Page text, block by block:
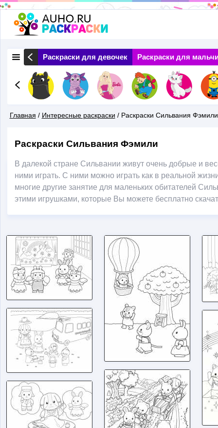
Перейти
к
основному
содержанию
Природа Раскраски для девочек Раскраски для
Здесь
Главная / Интересные раскраски / Раскраски Сильвания Фэмили
Раскраски Сильвания Фэмили
В далекой стране Сильвании живут очень добрые и
ними играть. С ними можно играть как в реальной
многие другие занятие для маленьких обитателей
этими игрушками, которые Вы можете бесплатно